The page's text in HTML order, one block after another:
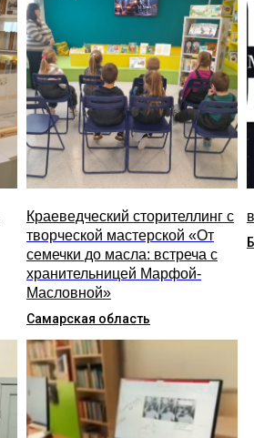
Краеведческий сторителлинг с
творческой мастерской «От
семечки до масла: встреча с
хранительницей Марфой-
Масловной»
Самарская область